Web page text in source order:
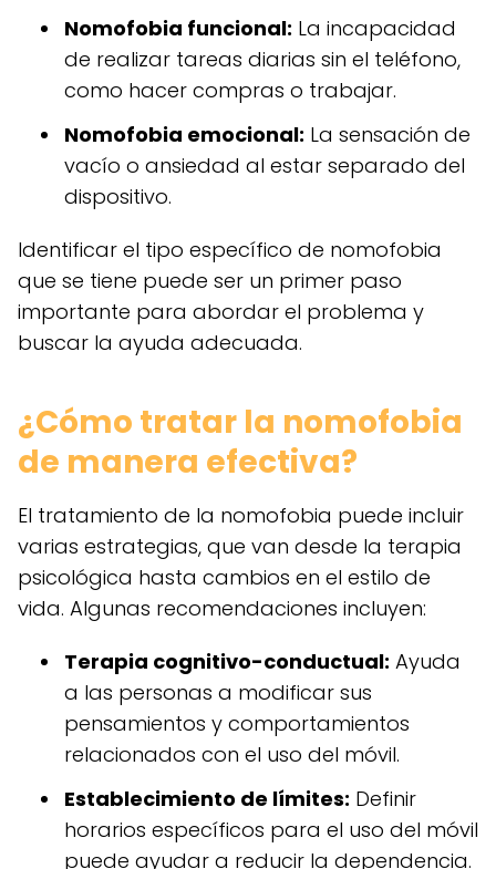
Nomofobia funcional: La incapacidad
de realizar tareas diarias sin el teléfono,
como hacer compras o trabajar.
Nomofobia emocional: La sensación de
vacío o ansiedad al estar separado del
dispositivo.
Identificar el tipo específico de nomofobia
que se tiene puede ser un primer paso
importante para abordar el problema y
buscar la ayuda adecuada.
¿Cómo tratar la nomofobia
de manera efectiva?
El tratamiento de la nomofobia puede incluir
varias estrategias, que van desde la terapia
psicológica hasta cambios en el estilo de
vida. Algunas recomendaciones incluyen:
Terapia cognitivo-conductual: Ayuda
a las personas a modificar sus
pensamientos y comportamientos
relacionados con el uso del móvil.
Establecimiento de límites: Definir
horarios específicos para el uso del móvil
puede ayudar a reducir la dependencia.